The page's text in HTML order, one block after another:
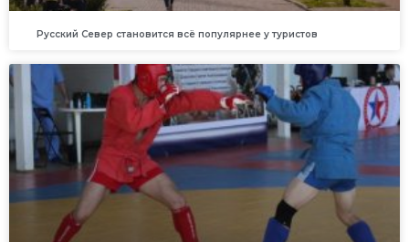
Русский Север становится всё популярнее у туристов